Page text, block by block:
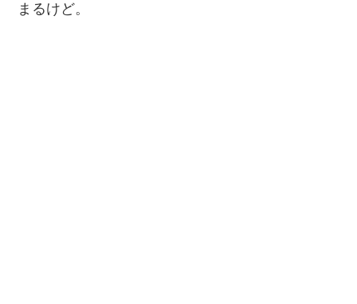
まるけど。